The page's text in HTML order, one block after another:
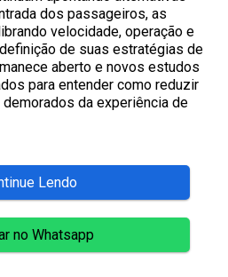
dos passageiros, as
velocidade, operação e
de suas estratégias de
aberto e novos estudos
para entender como reduzir
da experiência de
Lendo
no Whatsapp